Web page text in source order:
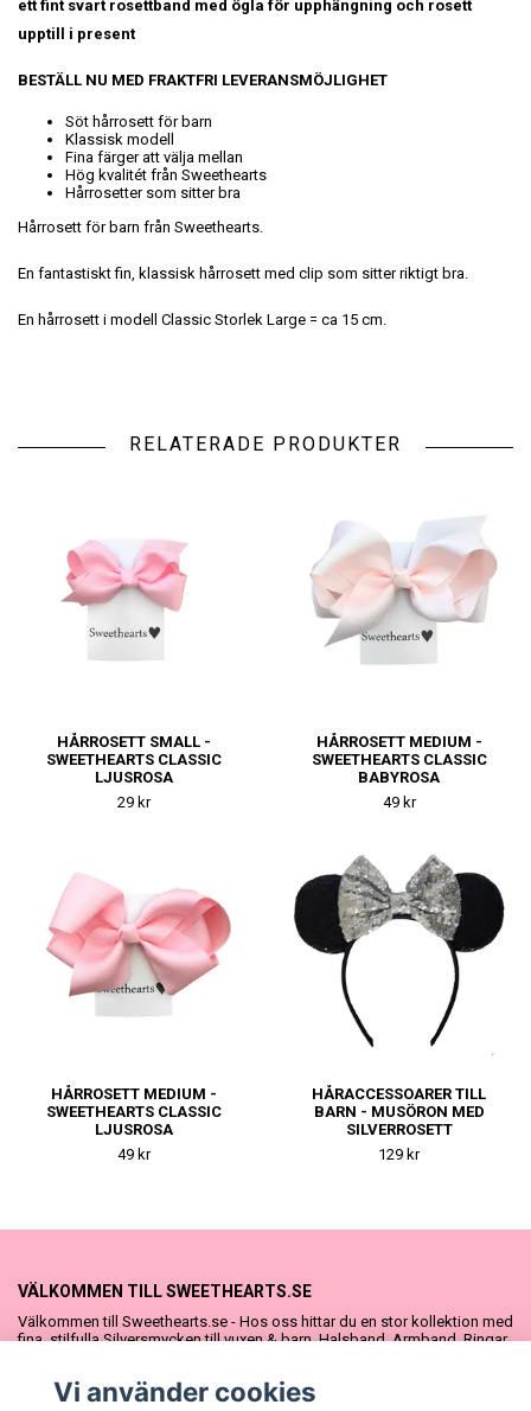
ett fint svart rosettband med ögla för upphängning och rosett
upptill i present
BESTÄLL NU MED FRAKTFRI LEVERANSMÖJLIGHET
Söt hårrosett för barn
Klassisk modell
Fina färger att välja mellan
Hög kvalitét från Sweethearts
Hårrosetter som sitter bra
Hårrosett för barn från Sweethearts.
En fantastiskt fin, klassisk hårrosett med clip som sitter riktigt bra.
En hårrosett i modell Classic Storlek Large = ca 15 cm.
RELATERADE PRODUKTER
HÅRROSETT SMALL -
SWEETHEARTS CLASSIC
LJUSROSA
29 kr
HÅRROSETT MEDIUM -
SWEETHEARTS CLASSIC
BABYROSA
49 kr
HÅRROSETT MEDIUM -
SWEETHEARTS CLASSIC
LJUSROSA
49 kr
HÅRACCESSOARER TILL
BARN - MUSÖRON MED
SILVERROSETT
129 kr
VÄLKOMMEN TILL SWEETHEARTS.SE
Välkommen till Sweethearts.se - Hos oss hittar du en stor kollektion med
fina, stilfulla Silversmycken till vuxen & barn. Halsband, Armband, Ringar
vår söta Sweethearts kolllektion med barnsmycken, tyllkjolar &
Vi använder cookies